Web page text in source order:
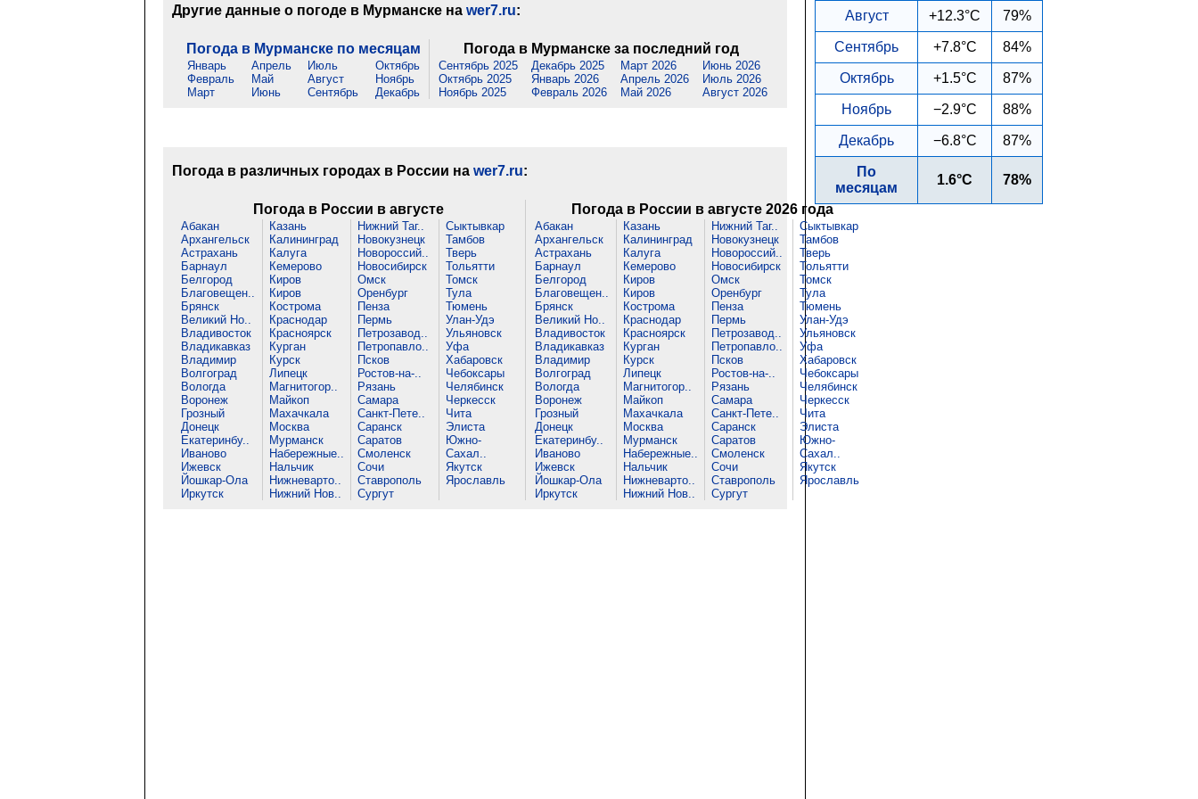
Другие данные о погоде в Мурманске на wer7.ru:
Погода в Мурманске по месяцам Погода в Мурманске за последний год
Январь Апрель Июль Октябрь Сентябрь 2025 Декабрь 2025 Март 2026
Июнь 2026
Февраль
Май Август Ноябрь Октябрь 2025 Январь 2026 Апрель 2026
Июль 2026
Март
Июнь Сентябрь Декабрь Ноябрь 2025 Февраль 2026 Май 2026 Август 2026
Погода в различных городах в России на wer7.ru:
Погода в России в августе Погода в России в августе 2026 года
Абакан
Архангельск
Астрахань
Барнаул
Белгород
Благовещен..
Брянск
Великий Но..
Владивосток
Владикавказ
Владимир
Волгоград
Вологда
Воронеж
Грозный
Донецк
Екатеринбу..
Иваново
Ижевск
Йошкар-Ола
Иркутск
Казань
Калининград
Калуга
Кемерово
Киров
Киров
Кострома
Краснодар
Красноярск
Курган
Курск
Липецк
Магнитогор..
Майкоп
Махачкала
Москва
Мурманск
Набережные..
Нальчик
Нижневарто..
Нижний Нов..
Нижний Таг..
Новокузнецк
Новороссий..
Новосибирск
Омск
Оренбург
Пенза
Пермь
Петрозавод..
Петропавло..
Псков
Ростов-на-..
Рязань
Самара
Санкт-Пете..
Саранск
Саратов
Смоленск
Сочи
Ставрополь
Сургут
Сыктывкар
Тамбов
Тверь
Тольятти
Томск
Тула
Тюмень
Улан-Удэ
Ульяновск
Уфа
Хабаровск
Чебоксары
Челябинск
Черкесск
Чита
Элиста
Южно-
Сахал..
Якутск
Ярославль
Абакан
Архангельск
Астрахань
Барнаул
Белгород
Благовещен..
Брянск
Великий Но..
Владивосток
Владикавказ
Владимир
Волгоград
Вологда
Воронеж
Грозный
Донецк
Екатеринбу..
Иваново
Ижевск
Йошкар-Ола
Иркутск
Казань
Калининград
Калуга
Кемерово
Киров
Киров
Кострома
Краснодар
Красноярск
Курган
Курск
Липецк
Магнитогор..
Майкоп
Махачкала
Москва
Мурманск
Набережные..
Нальчик
Нижневарто..
Нижний Нов..
Нижний Таг..
Новокузнецк
Новороссий..
Новосибирск
Омск
Оренбург
Пенза
Пермь
Петрозавод..
Петропавло..
Псков
Ростов-на-..
Рязань
Самара
Санкт-Пете..
Саранск
Саратов
Смоленск
Сочи
Ставрополь
Сургут
Сыктывкар
Тамбов
Тверь
Тольятти
Томск
Тула
Тюмень
Улан-Удэ
Ульяновск
Уфа
Хабаровск
Чебоксары
Челябинск
Черкесск
Чита
Элиста
Южно-
Сахал..
Якутск
Ярославль
Август +12.3°C 79%
Сентябрь +7.8°C 84%
Октябрь +1.5°C 87%
Ноябрь −2.9°C 88%
Декабрь −6.8°C 87%
По
месяцам
1.6°C 78%